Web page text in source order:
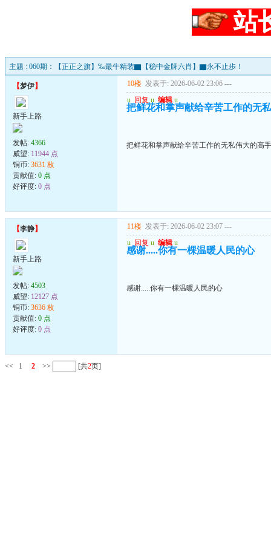
站
主题 : 060期：【正正之旗】‰最牛精装▇【稳中金牌六肖】▇永不止步！
【梦伊】
新手上路
发帖: 4366
威望: 11944 点
铜币: 3631 枚
贡献值: 0 点
好评度: 0 点
10楼 发表于: 2026-06-02 23:06 ---
u 回复 u 编辑 u
把鲜花和掌声献给辛苦工作的无
把鲜花和掌声献给辛苦工作的无私伟大的高
【李静】
新手上路
发帖: 4503
威望: 12127 点
铜币: 3636 枚
贡献值: 0 点
好评度: 0 点
11楼 发表于: 2026-06-02 23:07 ---
u 回复 u 编辑 u
感谢.....你有一棵温暖人民的心
感谢.....你有一棵温暖人民的心
<< 1 2 >> [共2页]